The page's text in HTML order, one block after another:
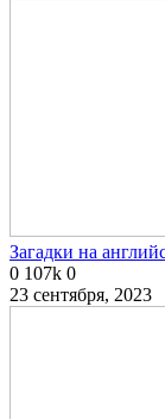
Загадки на
0 107k 0
23 сентября, 2023